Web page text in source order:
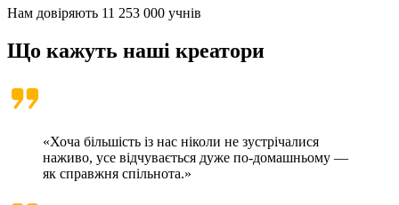
Нам довіряють 11 253 000 учнів
Що кажуть наші креатори
«Хоча більшість із нас ніколи не зустрічалися
наживо, усе відчувається дуже по‑домашньому —
як справжня спільнота.»